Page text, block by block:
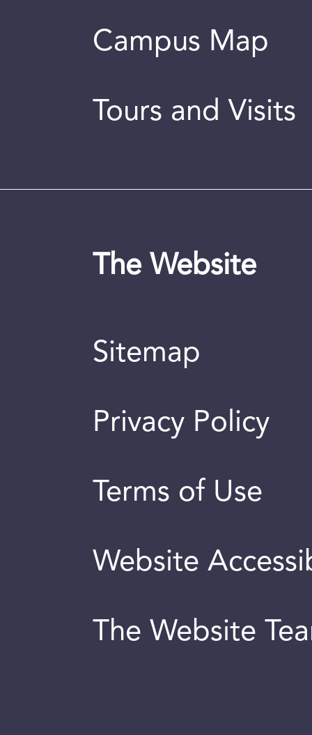
Campus Map
Tours and Visits
The Website
Sitemap
Privacy Policy
Terms of Use
Website
The Website